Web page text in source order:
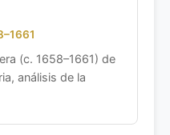
(c. 1658–1661) de
análisis de la